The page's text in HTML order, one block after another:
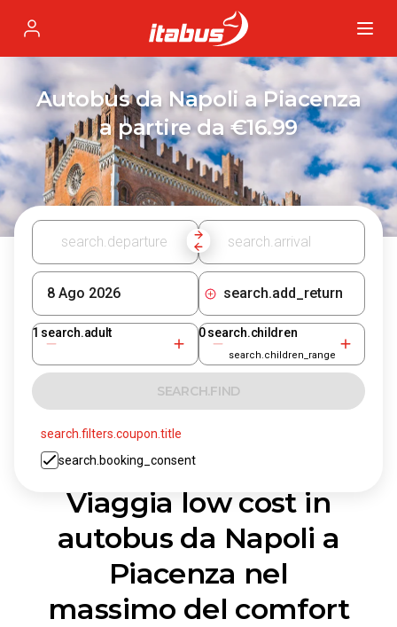
Profile
Autobus da Napoli a Piacenza
a partire da €16.99
search.add_return
1 search.adult 0 search.children
search.children_range
SEARCH.FIND
search.booking_consent
search.filters.coupon.title
Viaggia low cost in
autobus da Napoli a
Piacenza nel
massimo del comfort